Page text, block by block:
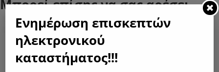
Μπορεί επίσης να σας αρέσει…
Ενημέρωση επισκεπτών
ηλεκτρονικού
καταστήματος!!!